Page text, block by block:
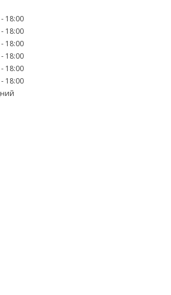
18:00
18:00
18:00
18:00
18:00
18:00